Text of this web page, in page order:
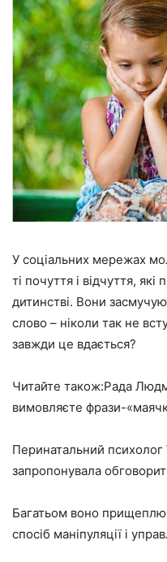
У соціальних мережах
ті почуття і відчуття,
дитинстві. Вони
слово – ніколи так не
завжди це вдається?
Читайте також:Рада
вимовляєте фрази-
Перинатальний психолог
запропонувала
Багатьом воно
спосіб маніпуляції і